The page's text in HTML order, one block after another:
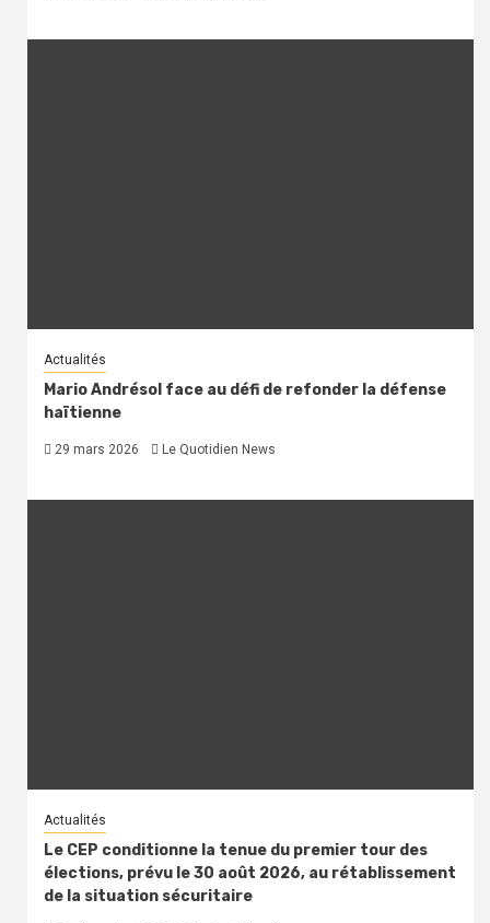
Actualités
Mario Andrésol face au défi de refonder la défense
haïtienne
29 mars 2026 Le Quotidien News
Actualités
Le CEP conditionne la tenue du premier tour des
élections, prévu le 30 août 2026, au rétablissement
de la situation sécuritaire